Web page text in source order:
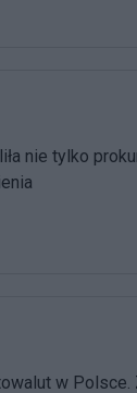
nie tylko
w Polsce.